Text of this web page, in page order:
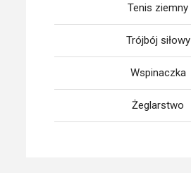
Tenis ziemny
Trójbój siłowy
Wspinaczka
Żeglarstwo